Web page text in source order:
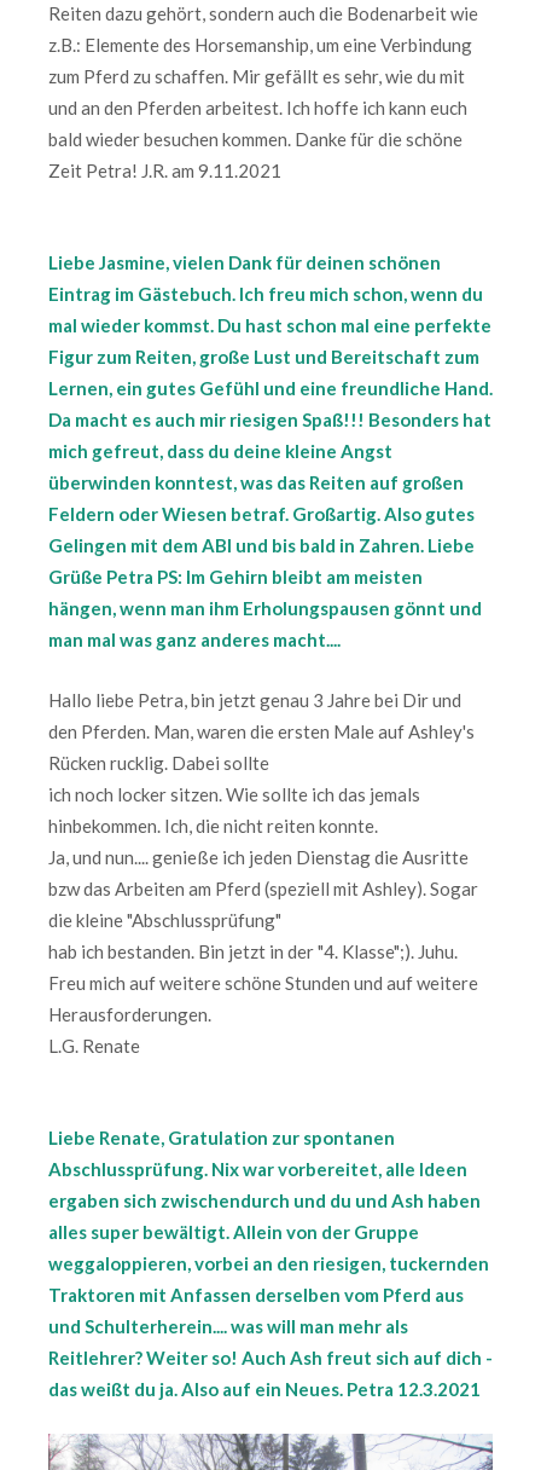
Reiten dazu gehört, sondern auch die Bodenarbeit wie
z.B.: Elemente des Horsemanship, um eine Verbindung
zum Pferd zu schaffen. Mir gefällt es sehr, wie du mit
und an den Pferden arbeitest. Ich hoffe ich kann euch
bald wieder besuchen kommen. Danke für die schöne
Zeit Petra! J.R. am 9.11.2021
Liebe Jasmine, vielen Dank für deinen schönen
Eintrag im Gästebuch. Ich freu mich schon, wenn du
mal wieder kommst. Du hast schon mal eine perfekte
Figur zum Reiten, große Lust und Bereitschaft zum
Lernen, ein gutes Gefühl und eine freundliche Hand.
Da macht es auch mir riesigen Spaß!!! Besonders hat
mich gefreut, dass du deine kleine Angst
überwinden konntest, was das Reiten auf großen
Feldern oder Wiesen betraf. Großartig. Also gutes
Gelingen mit dem ABI und bis bald in Zahren. Liebe
Grüße Petra PS: Im Gehirn bleibt am meisten
hängen, wenn man ihm Erholungspausen gönnt und
man mal was ganz anderes macht....
Hallo liebe Petra, bin jetzt genau 3 Jahre bei Dir und
den Pferden. Man, waren die ersten Male auf Ashley's
Rücken rucklig. Dabei sollte
ich noch locker sitzen. Wie sollte ich das jemals
hinbekommen. Ich, die nicht reiten konnte.
Ja, und nun.... genieße ich jeden Dienstag die Ausritte
bzw das Arbeiten am Pferd (speziell mit Ashley). Sogar
die kleine "Abschlussprüfung"
hab ich bestanden. Bin jetzt in der "4. Klasse";). Juhu.
Freu mich auf weitere schöne Stunden und auf weitere
Herausforderungen.
L.G. Renate
Liebe Renate, Gratulation zur spontanen
Abschlussprüfung. Nix war vorbereitet, alle Ideen
ergaben sich zwischendurch und du und Ash haben
alles super bewältigt. Allein von der Gruppe
weggaloppieren, vorbei an den riesigen, tuckernden
Traktoren mit Anfassen derselben vom Pferd aus
und Schulterherein.... was will man mehr als
Reitlehrer? Weiter so! Auch Ash freut sich auf dich -
das weißt du ja. Also auf ein Neues. Petra 12.3.2021